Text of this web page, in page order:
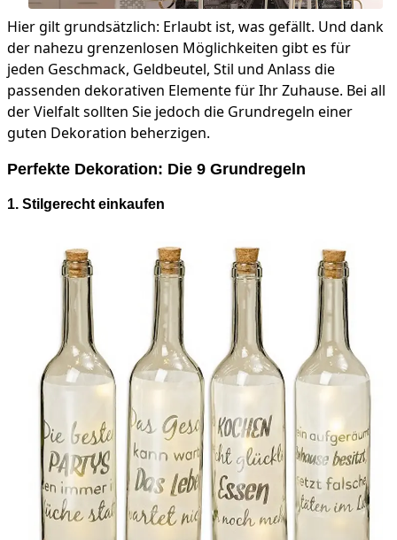
Hier gilt grundsätzlich: Erlaubt ist, was gefällt. Und dank
der nahezu grenzenlosen Möglichkeiten gibt es für
jeden Geschmack, Geldbeutel, Stil und Anlass die
passenden dekorativen Elemente für Ihr Zuhause. Bei all
der Vielfalt sollten Sie jedoch die Grundregeln einer
guten Dekoration beherzigen.
Perfekte Dekoration: Die 9 Grundregeln
1. Stilgerecht einkaufen